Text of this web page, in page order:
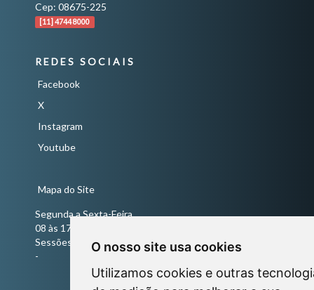
O nosso site usa cookies
Utilizamos cookies e outras
Cep: 08675-225
[11] 4744 8000
REDES SOCIAIS
Facebook
X
Instagram
Youtube
Mapa do Site
Segunda a Sexta-Feira
08 às 17 horas
Sessões Ordinárias todas às quartas-feiras às 18 horas
-